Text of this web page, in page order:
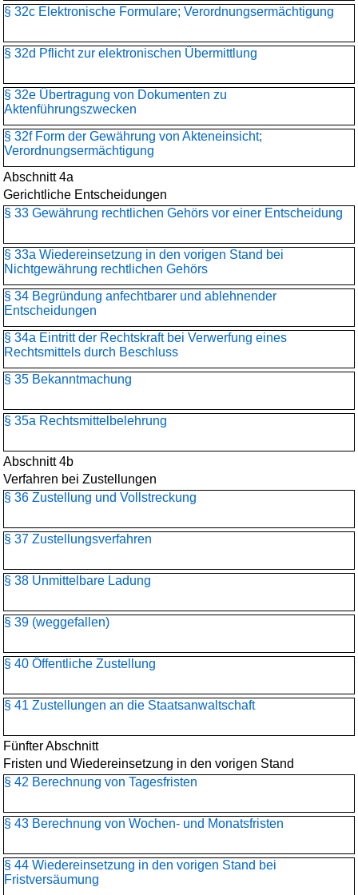
§ 32c Elektronische Formulare; Verordnungsermächtigung
§ 32d Pflicht zur elektronischen Übermittlung
§ 32e Übertragung von Dokumenten zu
Aktenführungszwecken
§ 32f Form der Gewährung von Akteneinsicht;
Verordnungsermächtigung
Abschnitt 4a
Gerichtliche Entscheidungen
§ 33 Gewährung rechtlichen Gehörs vor einer Entscheidung
§ 33a Wiedereinsetzung in den vorigen Stand bei
Nichtgewährung rechtlichen Gehörs
§ 34 Begründung anfechtbarer und ablehnender
Entscheidungen
§ 34a Eintritt der Rechtskraft bei Verwerfung eines
Rechtsmittels durch Beschluss
§ 35 Bekanntmachung
§ 35a Rechtsmittelbelehrung
Abschnitt 4b
Verfahren bei Zustellungen
§ 36 Zustellung und Vollstreckung
§ 37 Zustellungsverfahren
§ 38 Unmittelbare Ladung
§ 39 (weggefallen)
§ 40 Öffentliche Zustellung
§ 41 Zustellungen an die Staatsanwaltschaft
Fünfter Abschnitt
Fristen und Wiedereinsetzung in den vorigen Stand
§ 42 Berechnung von Tagesfristen
§ 43 Berechnung von Wochen- und Monatsfristen
§ 44 Wiedereinsetzung in den vorigen Stand bei
Fristversäumung